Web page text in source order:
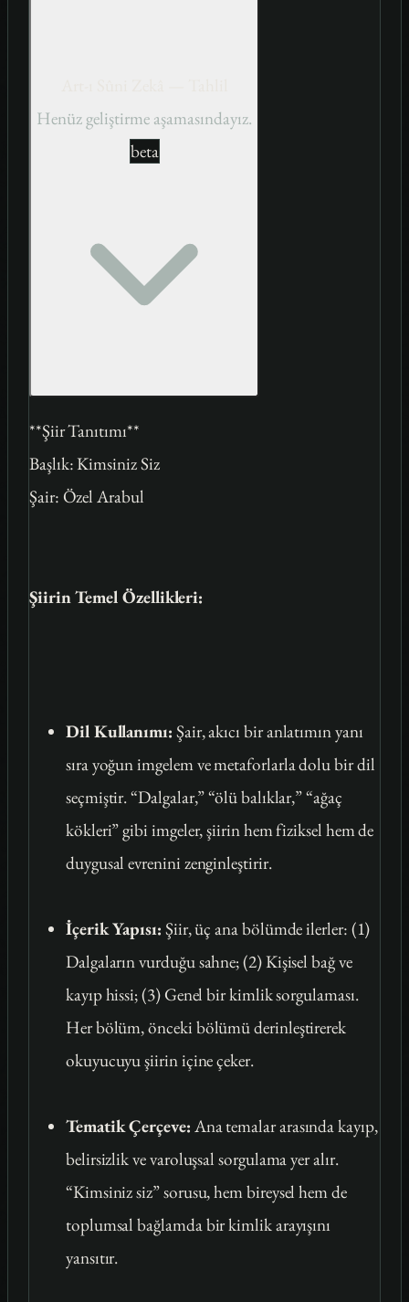
Henüz geliştirme aşamasındayız.
beta
**Şiir Tanıtımı**
Başlık:Kimsiniz Siz
Şair: Özel Arabul
Şiirin Temel Özellikleri:
Dil Kullanımı: Şair, akıcı bir anlatımın yanı
sıra yoğun imgelem ve metaforlarla dolu bir dil
seçmiştir. “Dalgalar,” “ölü balıklar,” “ağaç
kökleri” gibi imgeler, şiirin hem fiziksel hem de
duygusal evrenini zenginleştirir.
İçerik Yapısı: Şiir, üç ana bölümde ilerler: (1)
Dalgaların vurduğu sahne; (2) Kişisel bağ ve
kayıp hissi; (3) Genel bir kimlik sorgulaması.
Her bölüm, önceki bölümü derinleştirerek
okuyucuyu şiirin içine çeker.
Tematik Çerçeve: Ana temalar arasında kayıp,
belirsizlik ve varoluşsal sorgulama yer alır.
“Kimsiniz siz” sorusu, hem bireysel hem de
toplumsal bağlamda bir kimlik arayışını
yansıtır.